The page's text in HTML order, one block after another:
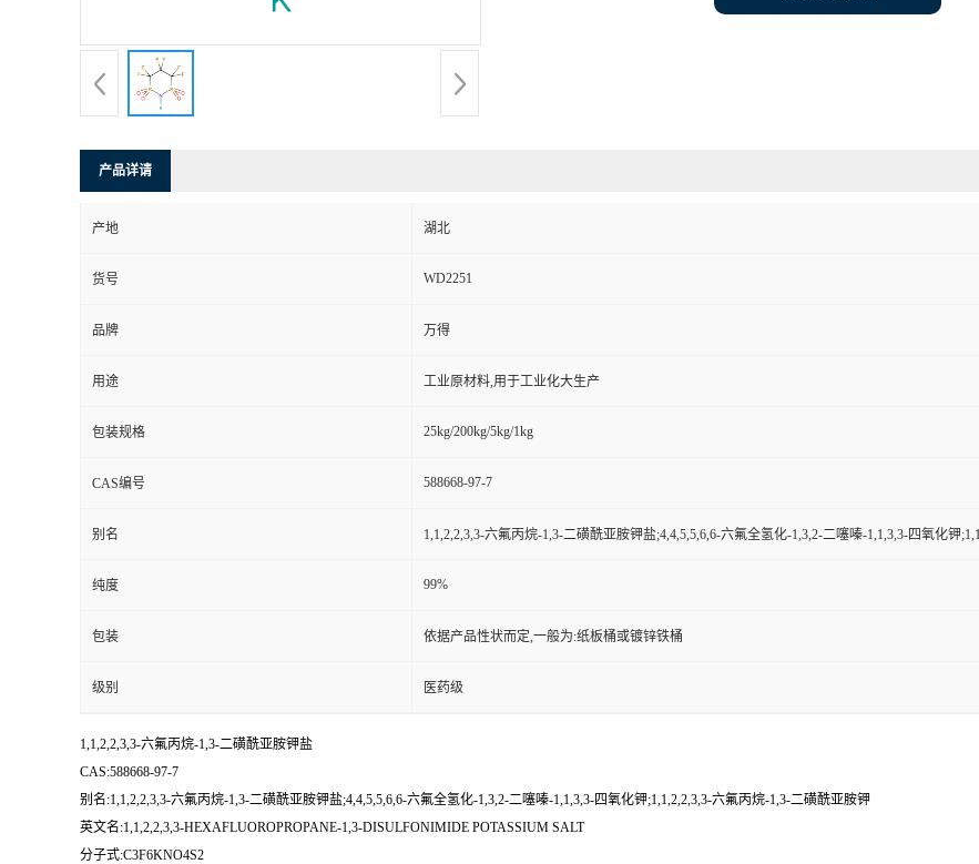
产品详请
产地 湖北
货号 WD2251
品牌 万得
用途 工业原材料,用于工业化大生产
包装规格 25kg/200kg/5kg/1kg
CAS编号 588668-97-7
别名 1,1,2,2,3,3-六氟丙烷-1,3-二磺酰亚胺钾盐;4,4,5,5,6,6-六氟全氢化-1,3,2-二噻嗪-1,1,3,3-四氧化钾
纯度 99%
包装 依据产品性状而定,一般为:纸板桶或镀锌铁桶
级别 医药级
1,1,2,2,3,3-六氟丙烷-1,3-二磺酰亚胺钾盐
CAS:588668-97-7
别名:1,1,2,2,3,3-六氟丙烷-1,3-二磺酰亚胺钾盐;4,4,5,5,6,6-六氟全氢化-1,3,2-二噻嗪-1,1,3,3-四氧化钾;1,1,2,2,3,3-六氟丙烷-1,3-二磺酰亚胺钾
英文名:1,1,2,2,3,3-HEXAFLUOROPROPANE-1,3-DISULFONIMIDE POTASSIUM SALT
分子式:C3F6KNO4S2